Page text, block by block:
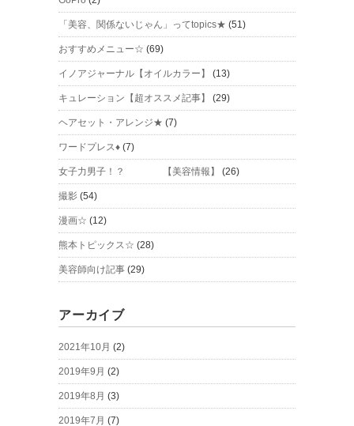
「美容、関係ないじゃん」ってtopics★ (51)
おすすめメニュー☆ (69)
イノアジャーナル【オイルカラー】 (13)
キュレーション【超オススメ記事】 (29)
ヘアセット・アレンジ★ (7)
ワードプレス♦ (7)
女子力男子！？ 【美容情報】 (26)
撮影 (54)
漫画☆ (12)
熊本トピックス☆ (28)
美容師向け記事 (29)
アーカイブ
2021年10月 (2)
2019年9月 (2)
2019年8月 (3)
2019年7月 (7)